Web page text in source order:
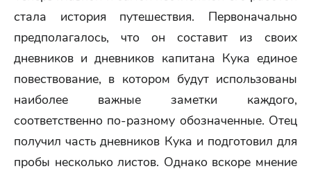
стала история путешествия. Первоначально
предполагалось, что он составит из своих
дневников и дневников капитана Кука единое
повествование, в котором будут использованы
наиболее важные заметки каждого,
соответственно по-разному обозначенные. Отец
получил часть дневников Кука и подготовил для
пробы несколько листов. Однако вскоре мнение